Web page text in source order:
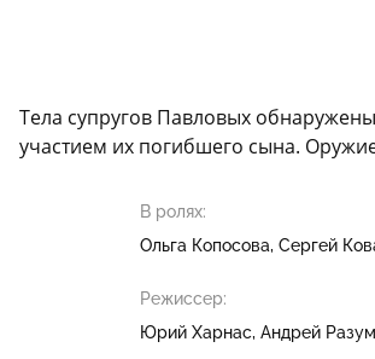
Тела супругов Павловых
участием их погибшего сына.
В ролях:
Ольга Копосова Сергей
Режиссер:
Юрий Харнас Андрей